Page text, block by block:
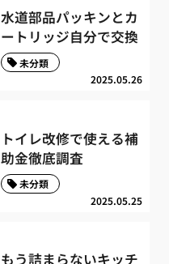
水道部品パッキンとカ
ートリッジ自分で交換
2025.05.26
未分類
トイレ改修で使える補
助金徹底調査
2025.05.25
未分類
もう詰まらないキッチ